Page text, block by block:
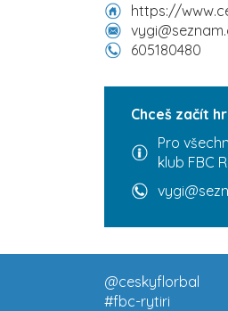
https://
605180480
Chceš začít
Pro
klub FBC
@ceskyflorbal
#fbc-rytiri